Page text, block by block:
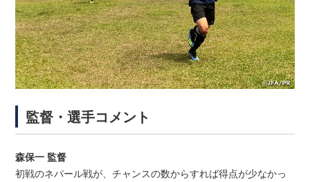
監督・選手コメント
森保一 監督
初戦のネパール戦が、チャンスの数からすれば得点が少なかっ